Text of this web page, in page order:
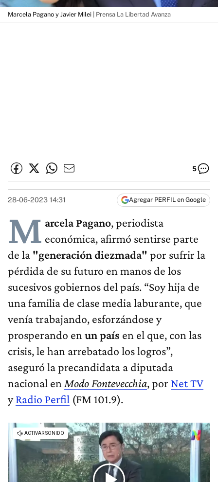
Marcela Pagano y Javier Milei | Prensa La Libertad Avanza
5
28-06-2023 14:31 Agregar PERFIL en Google
M arcela Pagano, periodista
económica, afirmó sentirse parte
de la "generación diezmada" por sufrir la
pérdida de su futuro en manos de los
sucesivos gobiernos del país. “Soy hija de
una familia de clase media laburante, que
venía trabajando, esforzándose y
prosperando en un país en el que, con las
crisis, le han arrebatado los logros”,
aseguró la precandidata a diputada
nacional en Modo Fontevecchia, por Net TV
yRadio Perfil (FM 101.9).